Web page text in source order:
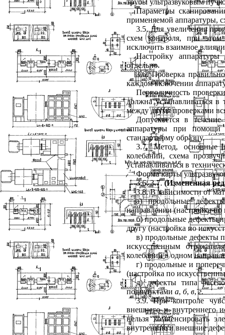
Параметры
применяемой аппаратуры,
3.5. Для увеличения
схем контроля, при этом
исключить взаимное
Настройку
отдельно.
3.6. Проверка
каждом включении
Периодичность
должна устанавливаться
между двумя проверками
Допускается в
аппаратуры при помощи
стандартному образцу.
3.7. Метод, основные
колебаний, схема
устанавливаться в
Форма карты
3.6; 3.7.(Измененная
3.8. В зависимости от
а) продольные
направлении (настройка
б) продольные дефекты
другу (настройка по
в) продольные дефекты
искусственным
колебаний в одном
г) продольные и
(настройка по
д) дефекты типа
подпунктами а, б, в,г.
3.9. При контроле
внешнего и внутреннего
нельзя компенсировать
внутренние и внешние